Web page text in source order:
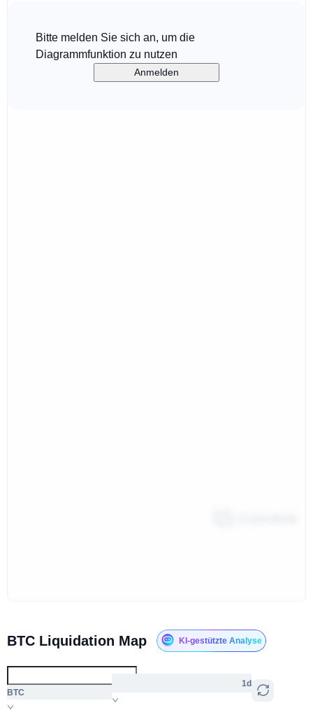
Bitte melden Sie sich an, um die
Diagrammfunktion zu nutzen
Anmelden
BTC Liquidation Map KI-gestützte Analyse
BTC
1d